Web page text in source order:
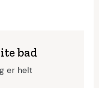
bad
er helt